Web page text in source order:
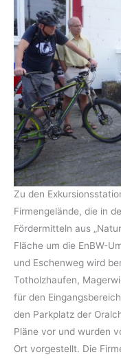
Zu den
Firmengelände, die in
Fördermitteln aus
Fläche um die EnBW-
und Eschenweg wird
Totholzhaufen,
für den
den Parkplatz der
Pläne vor und wurden
Ort vorgestellt. Die